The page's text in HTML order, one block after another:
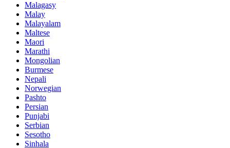
Malagasy
Malay
Malayalam
Maltese
Maori
Marathi
Mongolian
Burmese
Nepali
Norwegian
Pashto
Persian
Punjabi
Serbian
Sesotho
Sinhala